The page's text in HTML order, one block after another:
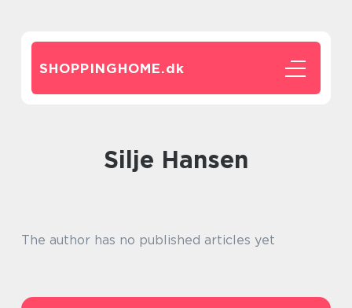
SHOPPINGHOME.dk
Silje Hansen
The author has no published articles yet